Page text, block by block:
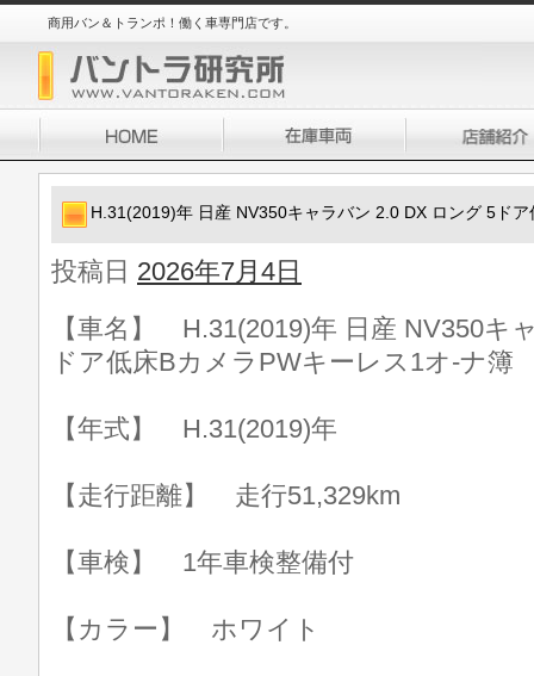
商用バン＆トランポ！働く車専門店です。
H.31(2019)年 日産 NV350キャラバン 2.0 DX ロング 5ド
投稿日 2026年7月4日
【車名】 H.31(2019)年 日産 NV350キ
ドア低床BカメラPWキーレス1オ-ナ簿
【年式】 H.31(2019)年
【走行距離】 走行51,329km
【車検】 1年車検整備付
【カラー】 ホワイト